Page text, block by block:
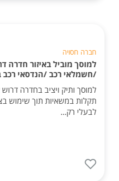
חברה חסויה
למוסך מוביל באיזור חדרה
/חשמלאי רכב /הנדסאי רכב
למוסך ותיק ויציב בחדרה
תקלות במשאיות תוך שימוש
לבעלי רק...